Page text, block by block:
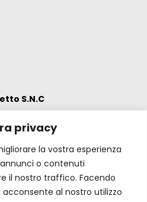
privacy
la vostra esperienza
o contenuti
il nostro traffico. Facendo
al nostro utilizzo
S.N.C